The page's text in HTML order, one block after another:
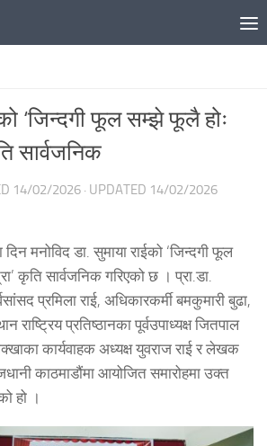
‘जिन्दगी फूल सम्झे फूलै होः
सार्वजनिक
14/02/2026 · UPDATED 14/02/2026
मनोविद डा. सुमाया राईको ‘जिन्दगी फूल
कृति सार्वजनिक गरिएको छ । प्रा.डा.
प्रमिला राई, अधिकारकर्मी बमकुमारी बुढा,
राष्ट्रिय प्रतिष्ठानका पूर्वउपाध्यक्ष जितपाल
कार्यवाहक अध्यक्ष युवराज राई र लेखक
काठमाडौंमा आयोजित समारोहमा उक्त
हो ।